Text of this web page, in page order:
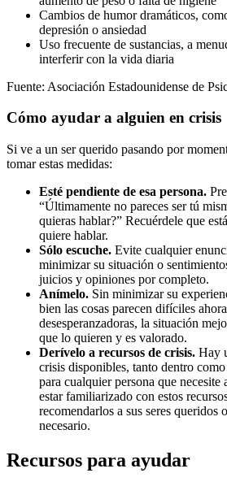
Cambios de humor dramáticos,
depresión o ansiedad
Uso frecuente de sustancias, a
interferir con la vida diaria
Fuente: Asociación Estadounidense de
Cómo ayudar a alguien en crisis
Si ve a un ser querido pasando por
tomar estas medidas:
Esté pendiente de esa persona.
“Últimamente no pareces ser tú
quieras hablar?” Recuérdele que
quiere hablar.
Sólo escuche. Evite cualquier
minimizar su situación o
juicios y opiniones por completo.
Anímelo. Sin minimizar su
bien las cosas parecen difíciles
desesperanzadoras, la situación
que lo quieren y es valorado.
Derívelo a recursos de crisis. Hay
crisis disponibles, tanto dentro
para cualquier persona que necesite
estar familiarizado con estos
recomendarlos a sus seres queridos
necesario.
Recursos para ayudar